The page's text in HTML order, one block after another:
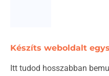
Készíts weboldalt
Itt tudod hosszabban